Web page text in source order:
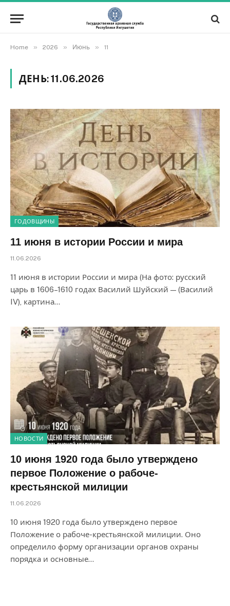
Home » 2026 » Июнь » 11
ДЕНЬ:11.06.2026
ГОДОВЩИНЫ
11 июня в истории России и мира
11.06.2026
11 июня в истории России и мира (На фото: русский
царь в 1606–1610 годах Василий Шуйский — (Василий
IV), картина…
НОВОСТИ
10 июня 1920 года было утверждено
первое Положение о рабоче-
крестьянской милиции
11.06.2026
10 июня 1920 года было утверждено первое
Положение о рабоче-крестьянской милиции. Оно
определило форму организации органов охраны
порядка и основные…